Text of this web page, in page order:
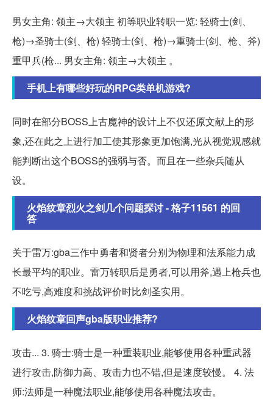
男女主角: 领主→大领主 初等职业转职一览: 轻骑士(剑、
枪)→圣骑士(剑、枪) 轻骑士(剑、枪)→重骑士(剑、枪、斧)
重甲兵(枪... 男女主角: 领主→大领主 。
手机上有哪些好玩的RPG类单机游戏?
同时在部分BOSS上古魔神的设计上不仅还原文献上的形
象,还在此之上进行加工使其形象更加饱满,光从视觉观感就
能判断出这个BOSS的强弱与否。而且在一些杂兵随从
设。
火焰纹章烈火之剑几个问题探讨 - 格子11561 的回
答
关于雷万:gba三作中勇者和贤者分别为物理和法系能力成
长最平均的职业。雷万转职后是勇者,可以用斧,遇上枪兵也
不吃亏,高难度和挑战评价时比剑圣实用。
火焰纹章回声gba版职业推荐?
攻击... 3. 骑士:骑士是一种重装职业,能够使用各种重武器
进行攻击,防御力高、攻击力也不错,但是速度较慢。 4. 法
师:法师是一种魔法职业,能够使用各种魔法攻击。